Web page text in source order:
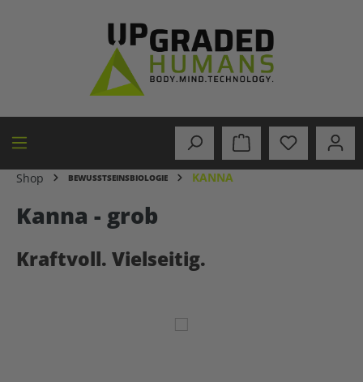
Shop BEWUSSTSEINSBIOLOGIE KANNA
Kanna - grob
Kraftvoll. Vielseitig.